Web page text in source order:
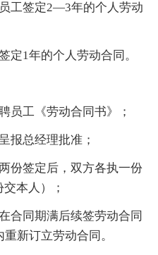
工签定2—3年的个人劳动
定1年的个人劳动合同。
员工《劳动合同书》；
报总经理批准；
份签定后，双方各执一份
本人）；
合同期满后续签劳动合同
新订立劳动合同。